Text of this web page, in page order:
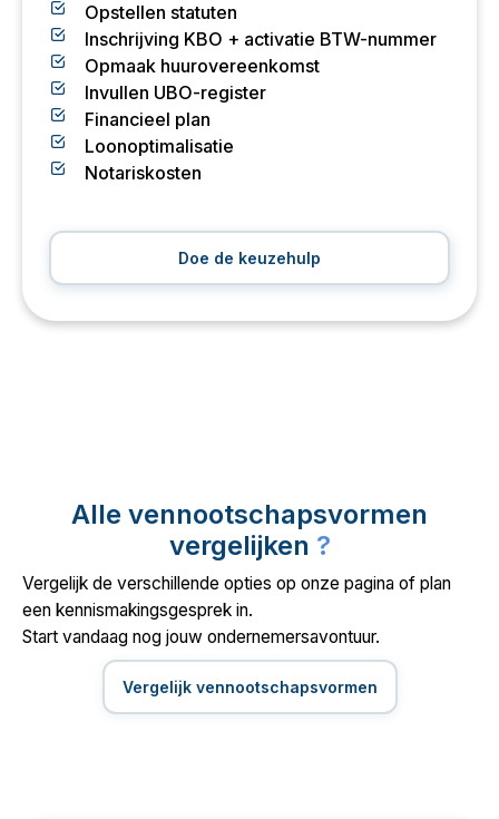
Opstellen statuten
Inschrijving KBO + activatie BTW-nummer
Opmaak huurovereenkomst
Invullen UBO-register
Financieel plan
Loonoptimalisatie
Notariskosten
Doe de keuzehulp
Alle vennootschapsvormen
vergelijken ?
Vergelijk de verschillende opties op onze pagina of plan
een kennismakingsgesprek in.
Start vandaag nog jouw ondernemersavontuur.
Vergelijk vennootschapsvormen